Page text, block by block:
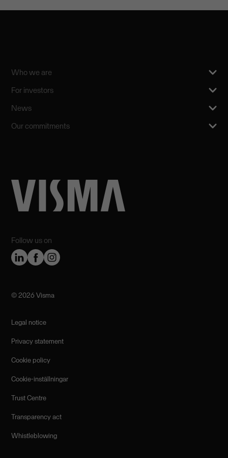
Follow us on
Who we are
For investors
News
Our commitments
©️ 2026 Visma
Legal notice
Privacy statement
Cookie policy
Cookie-inställningar
Trust Centre
Transparency act
Whistleblowing